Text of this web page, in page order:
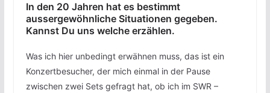
In den 20 Jahren hat es bestimmt
aussergewöhnliche Situationen gegeben.
Kannst Du uns welche erzählen.
Was ich hier unbedingt erwähnen muss, das ist ein
Konzertbesucher, der mich einmal in der Pause
zwischen zwei Sets gefragt hat, ob ich im SWR –